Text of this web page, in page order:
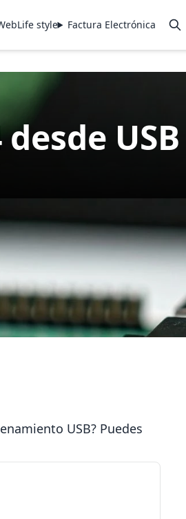
Life style Factura Electrónica
USB
USB? Puedes